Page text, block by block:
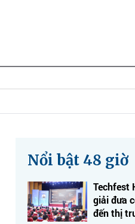
Nổi bật 48 giờ
Techfest
giải đưa
đến thị